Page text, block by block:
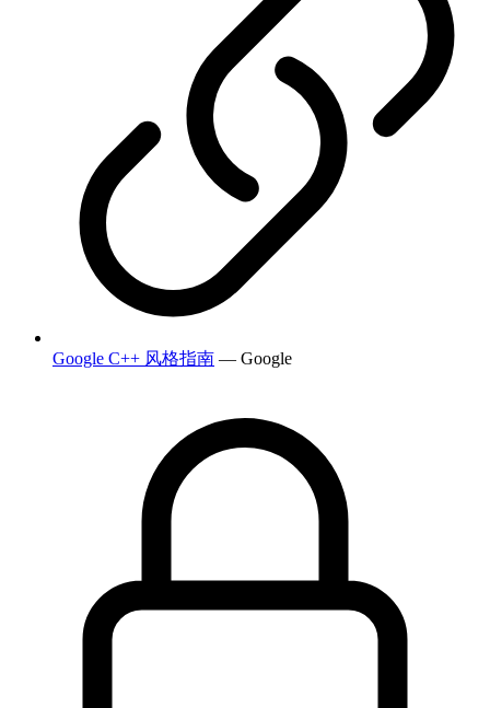
Google C++ 风格指南 — Google